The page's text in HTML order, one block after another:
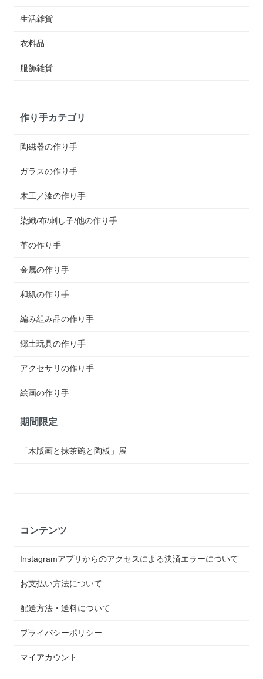
生活雑貨
衣料品
服飾雑貨
作り手カテゴリ
陶磁器の作り手
ガラスの作り手
木工／漆の作り手
染織/布/刺し子/他の作り手
革の作り手
金属の作り手
和紙の作り手
編み組み品の作り手
郷土玩具の作り手
アクセサリの作り手
絵画の作り手
期間限定
「木版画と抹茶碗と陶板」展
コンテンツ
Instagramアプリからのアクセスによる決済エラーについて
お支払い方法について
配送方法・送料について
プライバシーポリシー
マイアカウント